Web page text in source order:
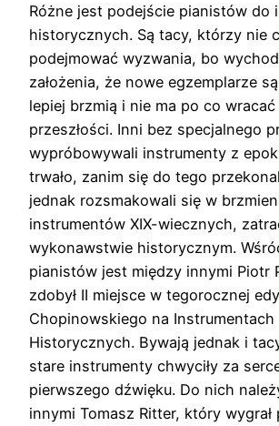
Różne jest podejście pianistów do
historycznych. Są tacy, którzy nie
podejmować wyzwania, bo
założenia, że nowe egzemplarze
lepiej brzmią i nie ma po co wracać
przeszłości. Inni bez specjalnego
wypróbowywali instrumenty z
trwało, zanim się do tego
jednak rozsmakowali się w
instrumentów XIX-wiecznych,
wykonawstwie historycznym.
pianistów jest między innymi Piotr
zdobył II miejsce w tegorocznej
Chopinowskiego na Instrumentach
Historycznych. Bywają jednak i
stare instrumenty chwyciły za
pierwszego dźwięku. Do nich
innymi Tomasz Ritter, który wygrał